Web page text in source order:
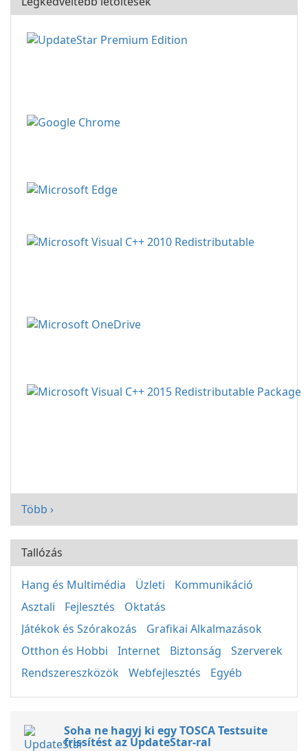
Több ›
Tallózás
Hang és Multimédia Üzleti
Kommunikáció
Asztali
Fejlesztés
Oktatás
Játékok és Szórakozás
Grafikai Alkalmazások
Otthon és Hobbi
Internet Biztonság
Szerverek
Rendszereszközök
Webfejlesztés Egyéb
Soha ne hagyj ki egy TOSCA Testsuite
frissítést az UpdateStar-ral